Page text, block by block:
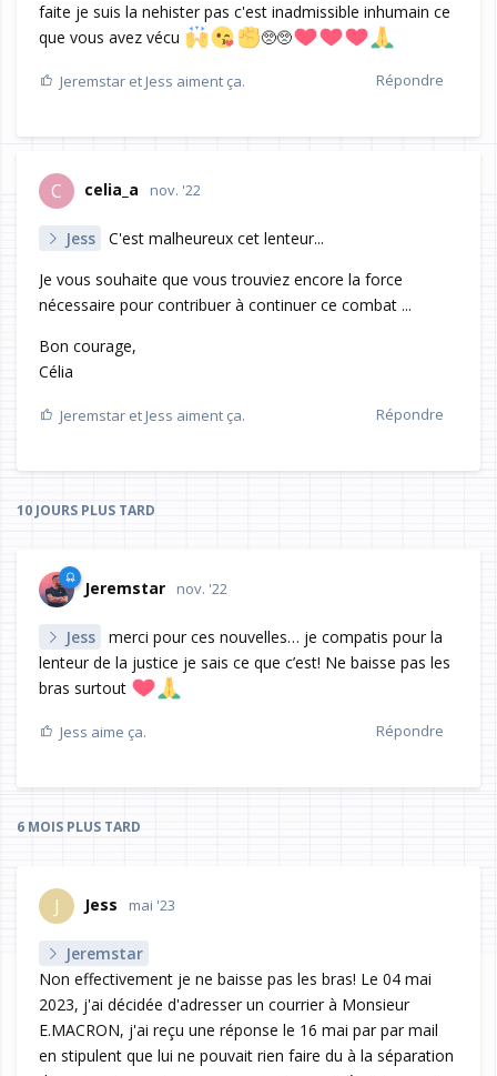
faite je suis la nehister pas c'est inadmissible inhumain ce
que vous avez vécu
🥺🥺
Répondre
Jeremstar et Jess aiment ça.
C celia_a nov. '22
Jess
C'est malheureux cet lenteur...
Je vous souhaite que vous trouviez encore la force
nécessaire pour contribuer à continuer ce combat ...
Bon courage,
Célia
Répondre
Jeremstar et Jess aiment ça.
10 JOURS PLUS TARD
Jeremstar nov. '22
Jess
merci pour ces nouvelles… je compatis pour la
lenteur de la justice je sais ce que c’est! Ne baisse pas les
bras surtout
Répondre
Jess aime ça.
6 MOIS PLUS TARD
J Jess mai '23
Jeremstar
Non effectivement je ne baisse pas les bras! Le 04 mai
2023, j'ai décidée d'adresser un courrier à Monsieur
E.MACRON, j'ai reçu une réponse le 16 mai par par mail
en stipulent que lui ne pouvait rien faire du à la séparation